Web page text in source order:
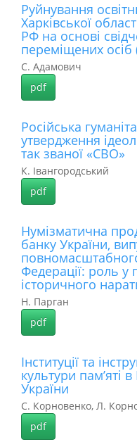
Руйнування
Харківської
РФ на основі
переміщених осіб
С. Адамович
pdf
Російська
утвердження
так званої «СВО»
К. Івангородський
pdf
Нумізматична
банку України,
Федерації: роль у
історичного
Н. Парган
pdf
Інституції та
культури пам’яті
України
С. Корновенко, Л.
pdf